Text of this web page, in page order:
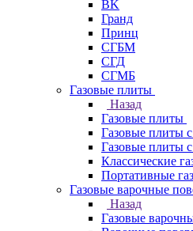
BK
Гранд
Принц
СГБМ
СГД
СГМБ
Газовые плиты
Назад
Газовые плиты
Газовые плиты
Газовые плиты
Классические
Портативные
Газовые варочные
Назад
Газовые